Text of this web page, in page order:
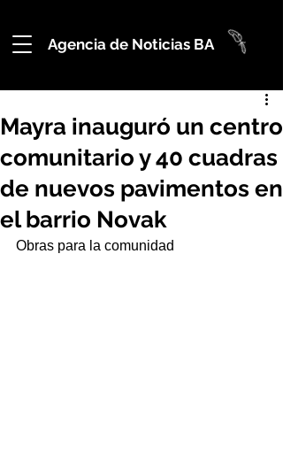
Agencia de Noticias BA
Mayra inauguró un centro
comunitario y 40 cuadras
de nuevos pavimentos en
el barrio Novak
Obras para la comunidad